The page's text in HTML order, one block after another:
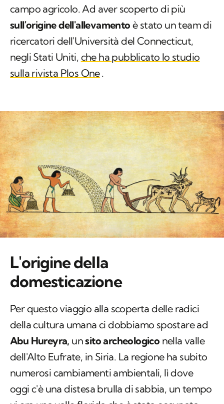
campo agricolo. Ad aver scoperto di più
sull'origine dell'allevamento è stato un team di
ricercatori dell'Università del Connecticut,
negli Stati Uniti, che ha pubblicato lo studio
sulla rivista Plos One.
L'origine della
domesticazione
Per questo viaggio alla scoperta delle radici
della cultura umana ci dobbiamo spostare ad
Abu Hureyra, unsito archeologico nella valle
dell'Alto Eufrate, in Siria. La regione ha subito
numerosi cambiamenti ambientali, lì dove
oggi c'è una distesa brulla di sabbia, un tempo